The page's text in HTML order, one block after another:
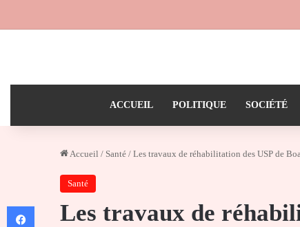
ACCUEIL POLITIQUE SOCIÉTÉ
Accueil / Santé / Les travaux de réhabilitation des USP de
Santé
Les travaux de
Facebook